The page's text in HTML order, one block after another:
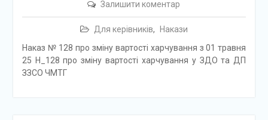
Залишити коментар
Для керівників,
Накази
Наказ № 128 про зміну вартості харчування з 01 травня
25 Н_128 про зміну вартості харчування у ЗДО та ДП
ЗЗСО ЧМТГ